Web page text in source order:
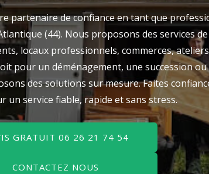
partenaire de confiance en tant que
(44). Nous proposons des services
locaux professionnels, commerces,
pour un déménagement, une succession
des solutions sur mesure. Faites
un service fiable, rapide et sans stress.
GRATUIT 06 26 21 74 54
CONTACTEZ NOUS